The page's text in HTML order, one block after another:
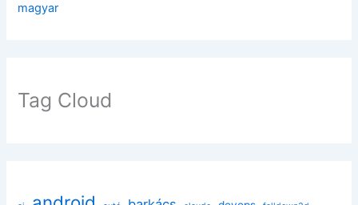
magyar
Tag Cloud